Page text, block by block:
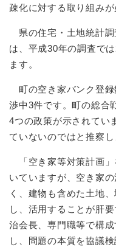
疎化に対する取り組みが
県の住宅・土地統計調
は、平成30年の調査で
ます。
町の空き家バンク登録
渉中3件です。町の総合
4つの政策が示されてい
ていないのではと推察し
「空き家等対策計画」
いていますが、空き家
く、建物も含めた土地
し、活用することが肝
治会長、専門職等で構
し、問題の本質を協議